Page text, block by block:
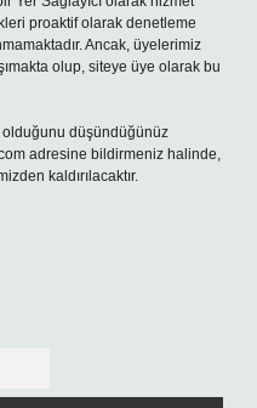
proaktif olarak denetleme
Ancak, üyelerimiz
olup, siteye üye olarak bu
olduğunu düşündüğünüz
adresine bildirmeniz halinde,
kaldırılacaktır.